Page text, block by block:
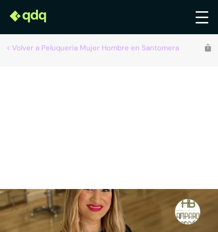
Volver a Peluqueria Mujer Hombre en Santomera
Amparo Borrás Peluquería
Peluquerías de hombre y mujer